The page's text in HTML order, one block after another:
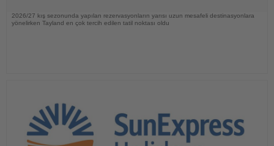
2026/27 kış sezonunda yapılan rezervasyonların yarısı uzun mesafeli destinasyonlara
yönelirken Tayland en çok tercih edilen tatil noktası oldu